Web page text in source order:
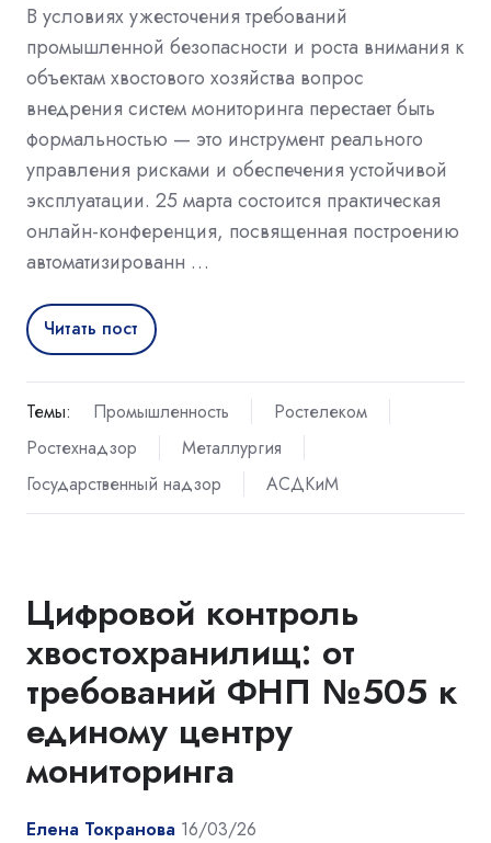
В условиях ужесточения требований
промышленной безопасности и роста внимания к
объектам хвостового хозяйства вопрос
внедрения систем мониторинга перестает быть
формальностью — это инструмент реального
управления рисками и обеспечения устойчивой
эксплуатации. 25 марта состоится практическая
онлайн-конференция, посвященная построению
автоматизированн …
Читать пост
Темы: Промышленность
Ростелеком
Ростехнадзор
Металлургия
Государственный надзор
АСДКиМ
Цифровой контроль
хвостохранилищ: от
требований ФНП №505 к
единому центру
мониторинга
Елена Токранова 16/03/26